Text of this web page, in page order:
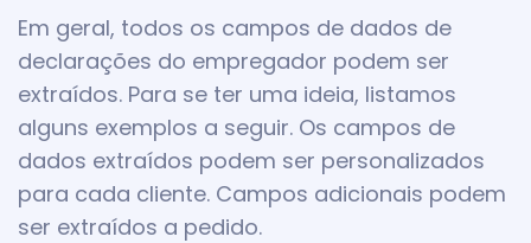
Em geral, todos os campos de dados de
declarações do empregador podem ser
extraídos. Para se ter uma ideia, listamos
alguns exemplos a seguir. Os campos de
dados extraídos podem ser personalizados
para cada cliente. Campos adicionais podem
ser extraídos a pedido.